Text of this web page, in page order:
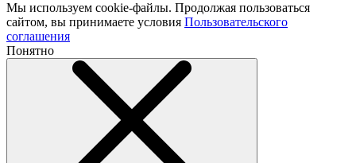
Мы используем cookie-файлы. Продолжая пользоваться
сайтом, вы принимаете условия Пользовательского
соглашения
Понятно